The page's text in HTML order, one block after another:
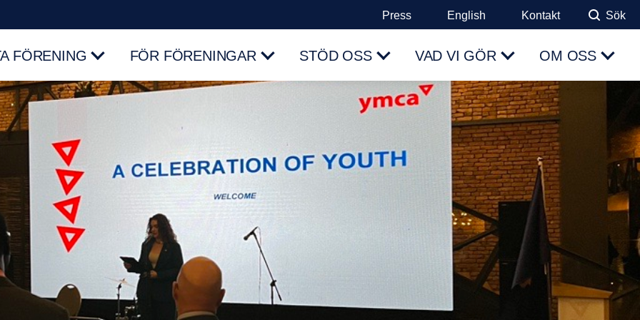
Press English Kontakt Sök
FÖRENING FÖR FÖRENINGAR STÖD OSS VAD VI GÖR OM OSS